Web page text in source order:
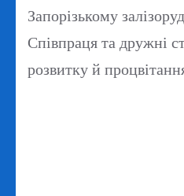
Запорізькому
Співпраця та дружні
розвитку й